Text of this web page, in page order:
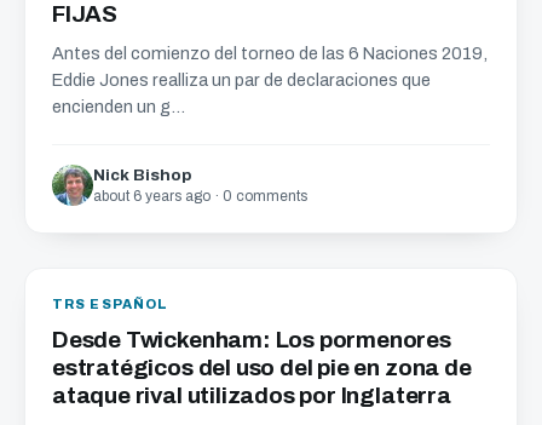
FIJAS
Antes del comienzo del torneo de las 6 Naciones 2019,
Eddie Jones realliza un par de declaraciones que
encienden un g...
Nick Bishop
about 6 years ago · 0 comments
TRS ESPAÑOL
Desde Twickenham: Los pormenores
estratégicos del uso del pie en zona de
ataque rival utilizados por Inglaterra